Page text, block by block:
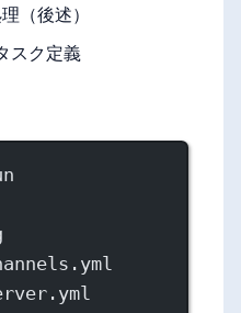
（後述）
スク定義